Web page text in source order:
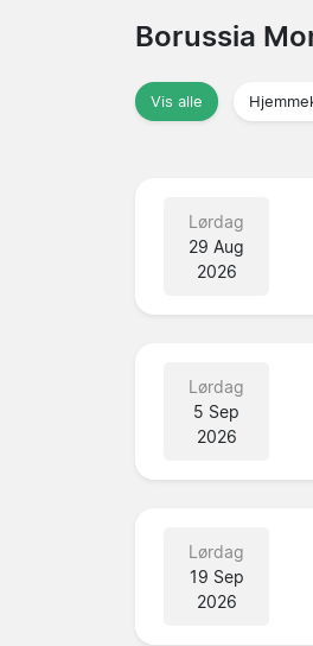
Borussia
Vis alle
Lørdag
29 Aug
2026
Lørdag
5 Sep
2026
Lørdag
19 Sep
2026